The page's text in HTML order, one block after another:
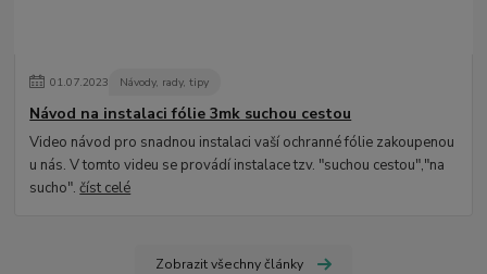
01.07.2023 Návody, rady, tipy
Návod na instalaci fólie 3mk suchou cestou
Video návod pro snadnou instalaci vaší ochranné fólie zakoupenou
u nás. V tomto videu se provádí instalace tzv. "suchou cestou","na
sucho".číst celé
Zobrazit všechny články